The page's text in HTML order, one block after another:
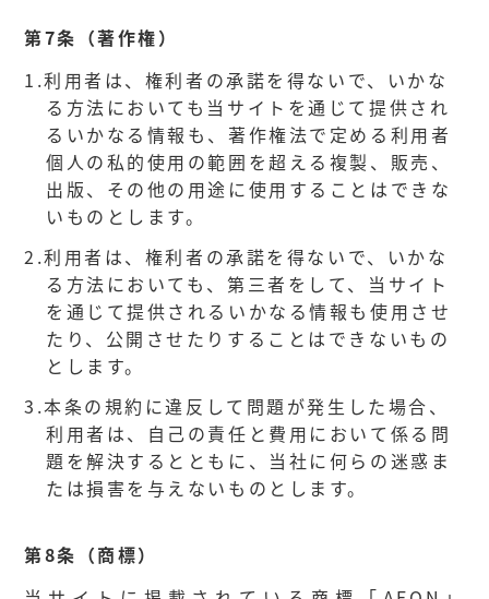
第7条（著作権）
1.利用者は、権利者の承諾を得ないで、いかな
る方法においても当サイトを通じて提供され
るいかなる情報も、著作権法で定める利用者
個人の私的使用の範囲を超える複製、販売、
出版、その他の用途に使用することはできな
いものとします。
2.利用者は、権利者の承諾を得ないで、いかな
る方法においても、第三者をして、当サイト
を通じて提供されるいかなる情報も使用させ
たり、公開させたりすることはできないもの
とします。
3.本条の規約に違反して問題が発生した場合、
利用者は、自己の責任と費用において係る問
題を解決するとともに、当社に何らの迷惑ま
たは損害を与えないものとします。
第8条（商標）